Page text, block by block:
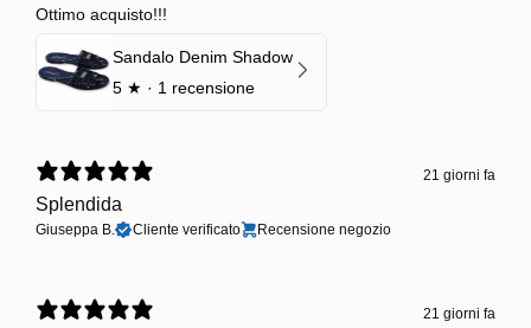
Ottimo acquisto!!!
Sandalo Denim Shadow
5 ★ · 1 recensione
21 giorni fa
Splendida
Giuseppa B. Cliente verificato Recensione negozio
21 giorni fa